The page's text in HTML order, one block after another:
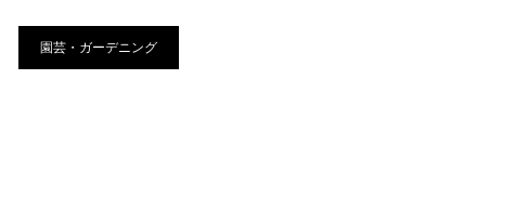
園芸・ガーデニング